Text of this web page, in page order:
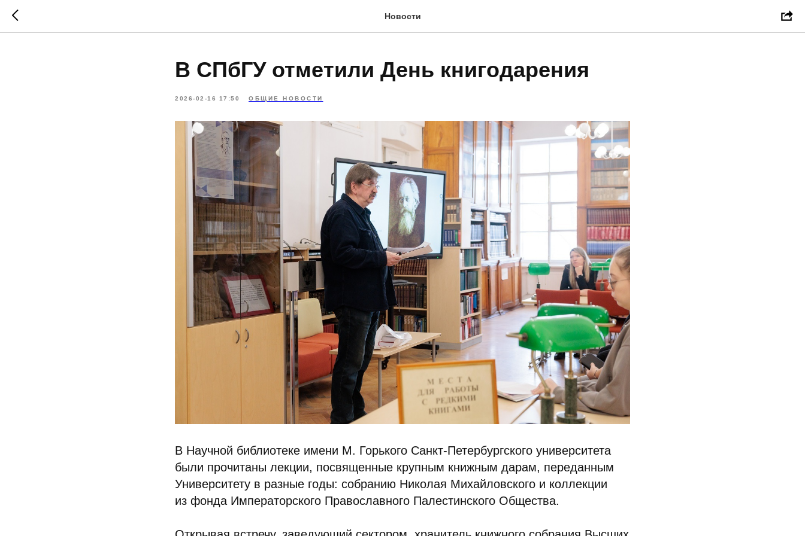
Новости
В СПбГУ отметили День книгодарения
2026-02-16 17:50 ОБЩИЕ НОВОСТИ
В Научной библиотеке имени М. Горького Санкт‑Петербургского университета
были прочитаны лекции, посвященные крупным книжным дарам, переданным
Университету в разные годы: собранию Николая Михайловского и коллекции
из фонда Императорского Православного Палестинского Общества.